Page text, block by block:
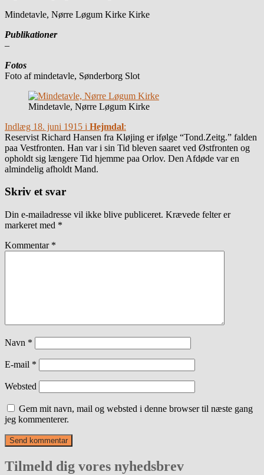
Mindetavle, Nørre Løgum Kirke Kirke
Publikationer
–
Fotos
Foto af mindetavle, Sønderborg Slot
Mindetavle, Nørre Løgum Kirke
Indlæg 18. juni 1915 i Hejmdal:
Reservist Richard Hansen fra Kløjing er ifølge “Tond.Zeitg.” falden
paa Vestfronten. Han var i sin Tid bleven saaret ved Østfronten og
opholdt sig længere Tid hjemme paa Orlov. Den Afdøde var en
almindelig afholdt Mand.
Skriv et svar
Din e-mailadresse vil ikke blive publiceret. Krævede felter er
markeret med *
Kommentar *
Navn *
E-mail *
Websted
Gem mit navn, mail og websted i denne browser til næste gang
jeg kommenterer.
Tilmeld dig vores nyhedsbrev